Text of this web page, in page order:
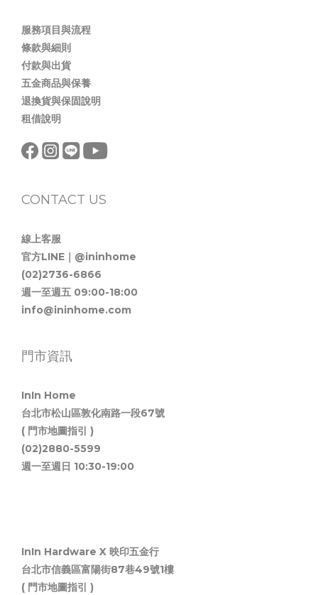
服務項目與流程
條款與細則
付款與出貨
五金商品與保養
退換貨與保固說明
租借說明
CONTACT US
線上客服
官方LINE｜@ininhome
(02)2736-6866
週一至週五 09:00-18:00
info@ininhome.com
門市資訊
InIn Home
台北市松山區敦化南路一段67號
( 門市地圖指引 )
(02)2880-5599
週一至週日 10:30-19:00
InIn Hardware X 映印五金行
台北市信義區富陽街87巷49號1樓
( 門市地圖指引 )